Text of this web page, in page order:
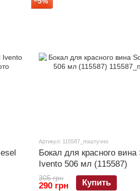
Артикул: 115587_поштучно
Бокал для красного
Ivento 506 мл (115587)
305 грн
290 грн Купить